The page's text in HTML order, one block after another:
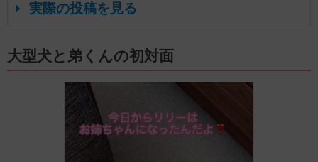
実際の投稿を見る
大型犬と弟くんの初対面